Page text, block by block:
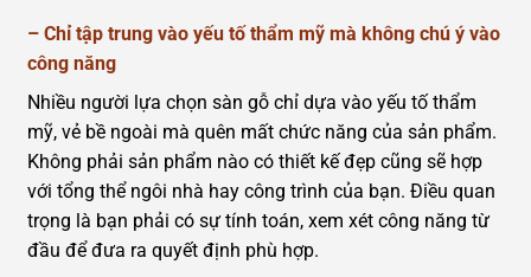
– Chỉ tập trung vào yếu tố thẩm mỹ mà không chú ý vào
công năng
Nhiều người lựa chọn sàn gỗ chỉ dựa vào yếu tố thẩm
mỹ, vẻ bề ngoài mà quên mất chức năng của sản phẩm.
Không phải sản phẩm nào có thiết kế đẹp cũng sẽ hợp
với tổng thể ngôi nhà hay công trình của bạn. Điều quan
trọng là bạn phải có sự tính toán, xem xét công năng từ
đầu để đưa ra quyết định phù hợp.